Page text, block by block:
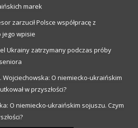
marek
zarzucił Polsce współpracę z
jego wpisie
Ukrainy zatrzymany podczas próby
Wojciechowska: O niemiecko-ukraińskim
w przyszłości?
O niemiecko-ukraińskim sojuszu. Czym